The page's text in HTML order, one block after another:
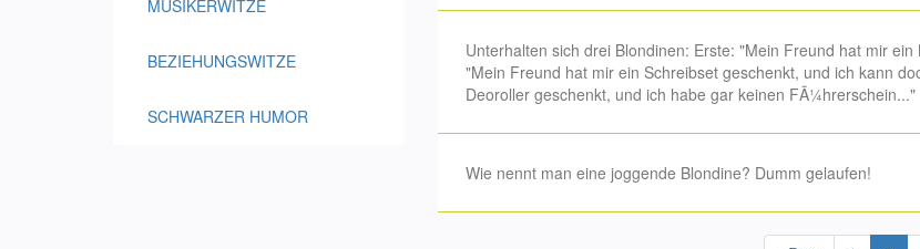
MUSIKERWITZE
BEZIEHUNGSWITZE
SCHWARZER HUMOR
Unterhalten sich drei Blondinen: Erste: "Mein Freund hat mir
"Mein Freund hat mir ein Schreibset geschenkt, und ich kann
Deoroller geschenkt, und ich habe gar keinen FÃ¼hrerschein..."
Wie nennt man eine joggende Blondine? Dumm gelaufen!